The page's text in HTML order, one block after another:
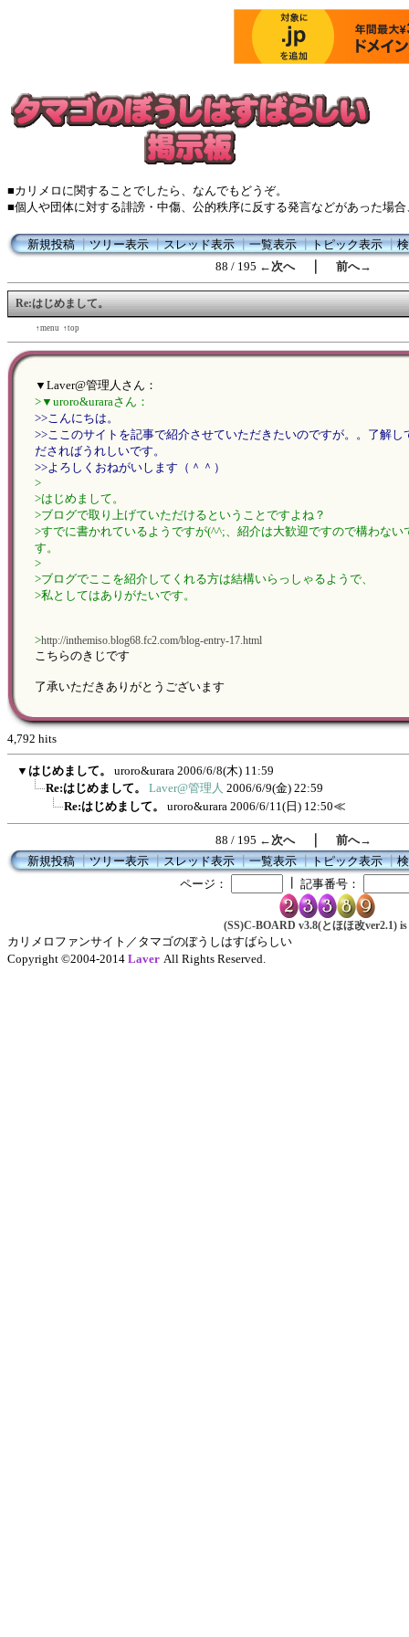
■カリメロに関することでしたら、なんでもどうぞ。
■個人や団体に対する誹謗・中傷、公的秩序に反する発言などがあった場
新規投稿┃ツリー表示┃スレッド表示┃一覧表示┃トピック表示┃
88 / 195 ←次へ｜ 前へ→
Re:はじめまして。
↑menu ↑top
▼Laver@管理人さん：
>▼uroro&uraraさん：
>>こんにちは。
>>ここのサイトを記事で紹介させていただきたいのですが。。了解し
ださればうれしいです。
>>よろしくおねがいします（＾＾）
>
>はじめまして。
>ブログで取り上げていただけるということですよね？
>すでに書かれているようですが(^^;、紹介は大歓迎ですので構わない
す。
>
>ブログでここを紹介してくれる方は結構いらっしゃるようで、
>私としてはありがたいです。
>http://inthemiso.blog68.fc2.com/blog-entry-17.html
こちらのきじです
了承いただきありがとうございます
4,792 hits
▼ はじめまして。 uroro&urara 2006/6/8(木) 11:59
Re:はじめまして。
Laver@管理人 2006/6/9(金) 22:59
Re:はじめまして。
uroro&urara 2006/6/11(日) 12:50≪
88 / 195 ←次へ｜ 前へ→
新規投稿┃ツリー表示┃スレッド表示┃一覧表示┃トピック表示┃
ページ：
記事番号：
(SS)C-BOARD v3.8(とほほ改ver2.1) is
カリメロファンサイト／タマゴのぼうしはすばらしい
Copyright ©2004-2014 Laver All Rights Reserved.